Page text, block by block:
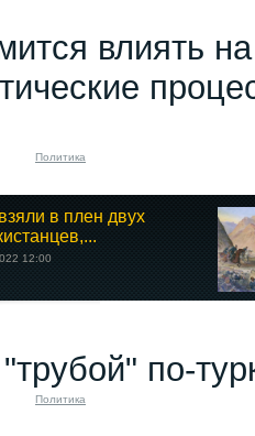
влиять на
Политика
в плен двух
12:00
по-
Политика